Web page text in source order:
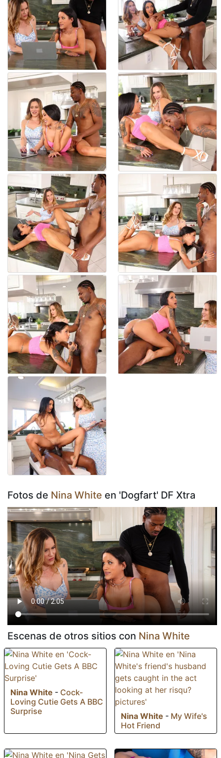
Fotos de Nina White en 'Dogfart' DF Xtra
Escenas de otros sitios con Nina White
Nina White - Cock-
Loving Cutie Gets A BBC
Surprise
Nina White - My Wife's
Hot Friend